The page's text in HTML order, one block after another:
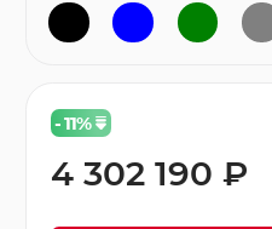
- 11%
4 302 190 ₽